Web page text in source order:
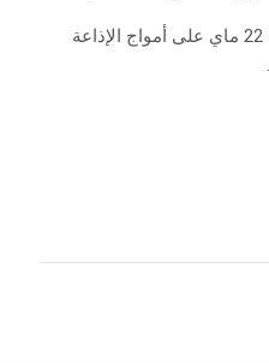
اعتذرت الإذاعة الوطنية في بيانٍ لها اليوم الأربعاء 26 ماي لمستمعيها عن بثها “إيحاءات جنسية” على المباشر ليلة الجمعة 22 ماي على أمواج الإذاعة